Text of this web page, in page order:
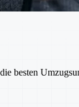
besten